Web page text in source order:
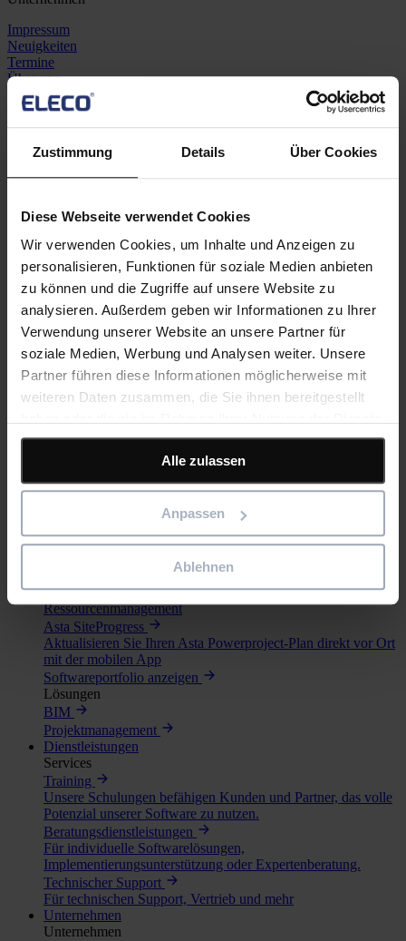
Zustimmung Details Über Cookies
Diese Webseite verwendet Cookies
Wir verwenden Cookies, um Inhalte und Anzeigen zu
personalisieren, Funktionen für soziale Medien anbieten
zu können und die Zugriffe auf unsere Website zu
analysieren. Außerdem geben wir Informationen zu Ihrer
Verwendung unserer Website an unsere Partner für
soziale Medien, Werbung und Analysen weiter. Unsere
Partner führen diese Informationen möglicherweise mit
weiteren Daten zusammen, die Sie ihnen bereitgestellt
gesammelt haben.
Alle zulassen
Anpassen
Ablehnen
Impressum
Neuigkeiten
Termine
Über uns
Karriere
Erklärung zu moderner Sklaverei und Menschenhandel
© 2026 Asta Development GmbH trading as Eleco
Geschäftsbedingungen Datenschutzerklärug Cookie-Richtlinie
An error has occurred, please try again later.
Software
Asta Powerproject
Leistungsstarke, intuitive Software für Projektmanagement
und Risikoanalyse
Plänen
Tool für kollaboratives Aufgabenmanagement
Asta Powerproject 4D
Kollaborative Software für Projekt-, Portfolio- und
Ressourcenmanagement
Asta SiteProgress
Aktualisieren Sie Ihren Asta Powerproject-Plan direkt vor Ort
mit der mobilen App
Softwareportfolio anzeigen
Lösungen
BIM
Projektmanagement
Dienstleistungen
Services
Training
Unsere Schulungen befähigen Kunden und Partner, das volle
Potenzial unserer Software zu nutzen.
Beratungsdienstleistungen
Für individuelle Softwarelösungen,
Implementierungsunterstützung oder Expertenberatung.
Technischer Support
Für technischen Support, Vertrieb und mehr
Unternehmen
Unternehmen